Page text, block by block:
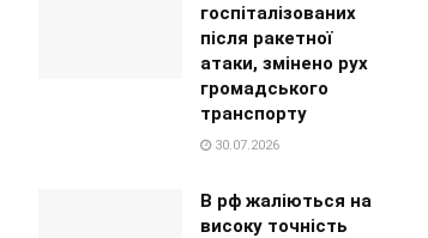
госпіталізованих
після ракетної
атаки, змінено рух
громадського
транспорту
30.07.2026
В рф жаліються на
високу точність